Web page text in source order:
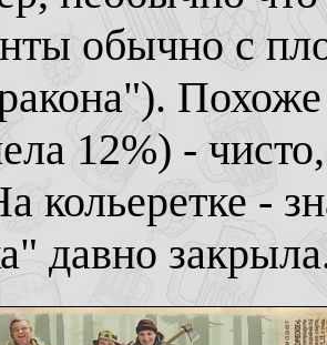
обычно с
12%) -
кольеретке -
давно